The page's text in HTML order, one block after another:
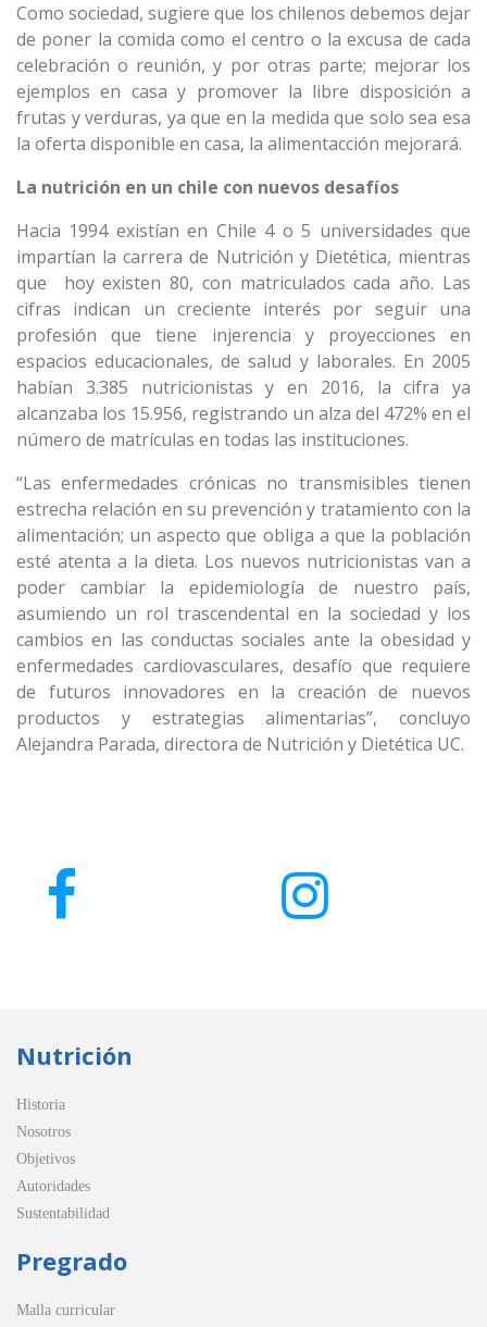
Como sociedad, sugiere que los chilenos debemos dejar
de poner la comida como el centro o la excusa de cada
celebración o reunión, y por otras parte; mejorar los
ejemplos en casa y promover la libre disposición a
frutas y verduras, ya que en la medida que solo sea esa
la oferta disponible en casa, la alimentacción mejorará.
La nutrición en un chile con nuevos desafíos
Hacia 1994 existían en Chile 4 o 5 universidades que
impartían la carrera de Nutrición y Dietética, mientras
que hoy existen 80, con matriculados cada año. Las
cifras indican un creciente interés por seguir una
profesión que tiene injerencia y proyecciones en
espacios educacionales, de salud y laborales. En 2005
habían 3.385 nutricionistas y en 2016, la cifra ya
alcanzaba los 15.956, registrando un alza del 472% en el
número de matrículas en todas las instituciones.
“Las enfermedades crónicas no transmisibles tienen
estrecha relación en su prevención y tratamiento con la
alimentación; un aspecto que obliga a que la población
esté atenta a la dieta. Los nuevos nutricionistas van a
poder cambiar la epidemiología de nuestro país,
asumiendo un rol trascendental en la sociedad y los
cambios en las conductas sociales ante la obesidad y
enfermedades cardiovasculares, desafío que requiere
de futuros innovadores en la creación de nuevos
productos y estrategias alimentarias”, concluyo
Alejandra Parada, directora de Nutrición y Dietética UC.
Nutrición
Historia
Nosotros
Objetivos
Autoridades
Sustentabilidad
Pregrado
Malla curricular